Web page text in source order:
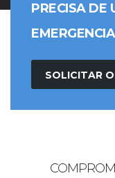
PRECISA DE
SOLICITAR